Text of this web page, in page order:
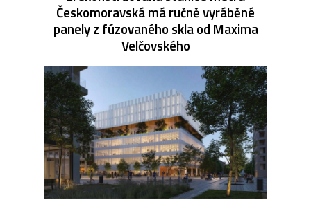
Českomoravská má ručně vyráběné
panely z fúzovaného skla od Maxima
Velčovského